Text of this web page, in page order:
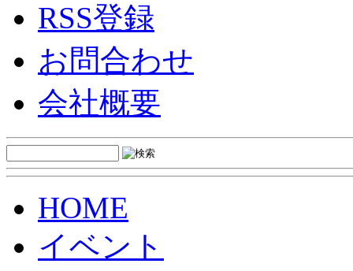
RSS登録
お問合わせ
会社概要
HOME
イベント